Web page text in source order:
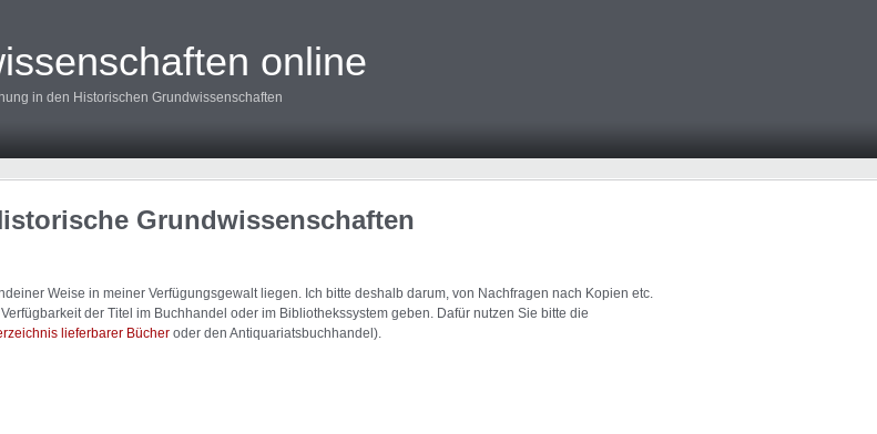
online
in den Historischen Grundwissenschaften
Grundwissenschaften
Weise in meiner Verfügungsgewalt liegen. Ich bitte deshalb darum, von Nachfragen nach Kopien etc.
der Titel im Buchhandel oder im Bibliothekssystem geben. Dafür nutzen Sie bitte die
lieferbarer Bücher oder den Antiquariatsbuchhandel).